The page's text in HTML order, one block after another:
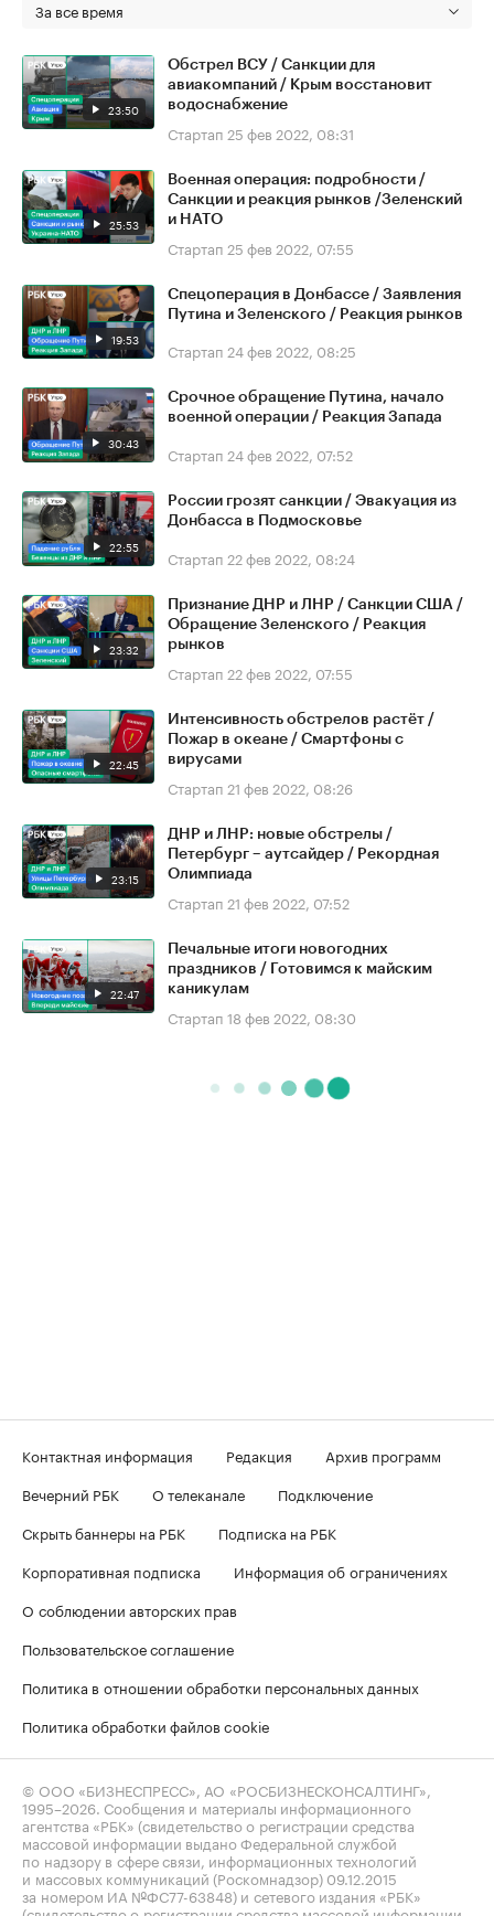
За все время
23:50
Обстрел ВСУ / Санкции для
авиакомпаний / Крым восстановит
водоснабжение
Стартап 25 фев 2022, 08:31
25:53
Военная операция: подробности /
Санкции и реакция рынков /Зеленский
и НАТО
Стартап 25 фев 2022, 07:55
19:53
Спецоперация в Донбассе / Заявления
Путина и Зеленского / Реакция рынков
Стартап 24 фев 2022, 08:25
30:43
Срочное обращение Путина, начало
военной операции / Реакция Запада
Стартап 24 фев 2022, 07:52
22:55
России грозят санкции / Эвакуация из
Донбасса в Подмосковье
Стартап 22 фев 2022, 08:24
23:32
Признание ДНР и ЛНР / Санкции США /
Обращение Зеленского / Реакция
рынков
Стартап 22 фев 2022, 07:55
22:45
Интенсивность обстрелов растёт /
Пожар в океане / Смартфоны с
вирусами
Стартап 21 фев 2022, 08:26
23:15
ДНР и ЛНР: новые обстрелы /
Петербург – аутсайдер / Рекордная
Олимпиада
Стартап 21 фев 2022, 07:52
22:47
Печальные итоги новогодних
праздников / Готовимся к майским
каникулам
Стартап 18 фев 2022, 08:30
Контактная информация Редакция
Архив программ
Вечерний РБК
О телеканале
Подключение
Скрыть баннеры на РБК
Подписка на РБК
Корпоративная подписка
Информация об ограничениях
О соблюдении авторских прав
Пользовательское соглашение
Политика в отношении обработки персональных данных
Политика обработки файлов cookie
© ООО «БИЗНЕСПРЕСС», АО «РОСБИЗНЕСКОНСАЛТИНГ»,
1995–2026 . Сообщения и материалы информационного
агентства «РБК» (свидетельство о регистрации средства
массовой информации выдано Федеральной службой
по надзору в сфере связи, информационных технологий
и массовых коммуникаций (Роскомнадзор) 09.12.2015
за номером ИА №ФС77-63848) и сетевого издания «РБК»